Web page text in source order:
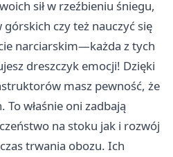
sił w rzeźbieniu śniegu,
czy też nauczyć się
narciarskim—każda z tych
dreszczyk emocji! Dzięki
masz pewność, że
właśnie oni zadbają
na stoku jak i rozwój
trwania obozu. Ich